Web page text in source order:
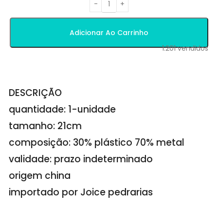
Adicionar Ao Carrinho
1.201vendidos
DESCRIÇÃO
quantidade: 1-unidade
tamanho: 21cm
composição: 30% plástico 70% metal
validade: prazo indeterminado
origem china
importado por Joice pedrarias